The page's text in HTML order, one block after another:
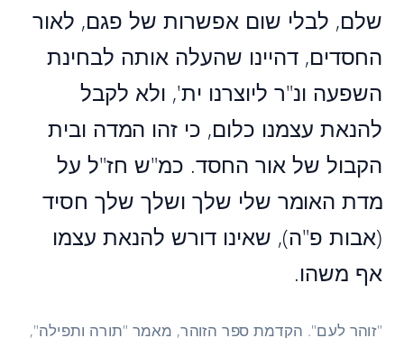
שלם, לבלי שום אפשרות של פגם, לאור
החסדים, דהיינו שהעלה אותה לבחינת
השפעה ונ"ר ליוצרנו ית', ולא לקבל
להנאת עצמנו כלום, כי זהו המדה ובית
הקבול של אור החסד. כמ"ש חז"ל על
מדת האומר שלי שלך ושלך שלך חסיד
(אבות פ"ה), שאינו דורש להנאת עצמו
אף משהו.
"זוהר לעם". הקדמת ספר הזוהר, מאמר "תורה ותפילה",